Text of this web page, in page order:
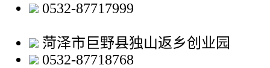
0532-87717999
菏泽市巨野县独山返乡创业园
0532-87718768